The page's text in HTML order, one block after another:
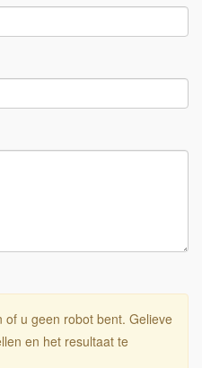
u geen robot bent. Gelieve
en het resultaat te